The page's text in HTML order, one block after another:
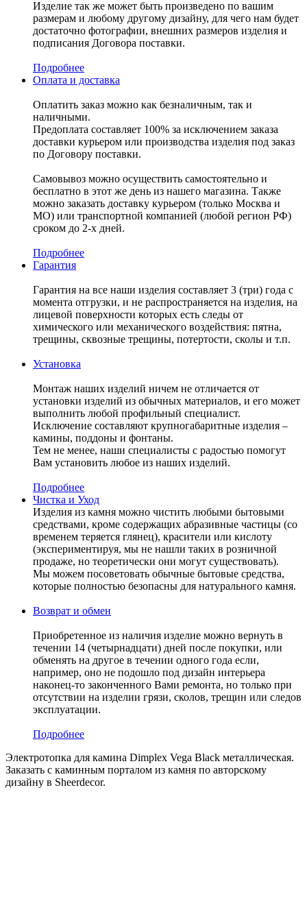
Изделие так же может быть произведено по вашим
размерам и любому другому дизайну, для чего нам будет
достаточно фотографии, внешних размеров изделия и
подписания Договора поставки.
Подробнее
Оплата и доставка
Оплатить заказ можно как безналичным, так и
наличными.
Предоплата составляет 100% за исключением заказа
доставки курьером или производства изделия под заказ
по Договору поставки.
Самовывоз можно осуществить самостоятельно и
бесплатно в этот же день из нашего магазина. Также
можно заказать доставку курьером (только Москва и
МО) или транспортной компанией (любой регион РФ)
сроком до 2-х дней.
Подробнее
Гарантия
Гарантия на все наши изделия составляет 3 (три) года с
момента отгрузки, и не распространяется на изделия, на
лицевой поверхности которых есть следы от
химического или механического воздействия: пятна,
трещины, сквозные трещины, потертости, сколы и т.п.
Установка
Монтаж наших изделий ничем не отличается от
установки изделий из обычных материалов, и его может
выполнить любой профильный специалист.
Исключение составляют крупногабаритные изделия –
камины, поддоны и фонтаны.
Тем не менее, наши специалисты с радостью помогут
Вам установить любое из наших изделий.
Подробнее
Чистка и Уход
Изделия из камня можно чистить любыми бытовыми
средствами, кроме содержащих абразивные частицы (со
временем теряется глянец), красители или кислоту
(экспериментируя, мы не нашли таких в розничной
продаже, но теоретически они могут существовать).
Мы можем посоветовать обычные бытовые средства,
которые полностью безопасны для натурального камня.
Возврат и обмен
Приобретенное из наличия изделие можно вернуть в
течении 14 (четырнадцати) дней после покупки, или
обменять на другое в течении одного года если,
например, оно не подошло под дизайн интерьера
наконец-то законченного Вами ремонта, но только при
отсутствии на изделии грязи, сколов, трещин или следов
эксплуатации.
Подробнее
Электротопка для камина Dimplex Vega Black металлическая.
Заказать с каминным порталом из камня по авторскому
дизайну в Sheerdecor.